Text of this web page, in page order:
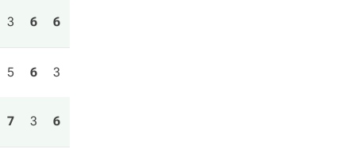
3 6 6
5 6 3
7 3 6